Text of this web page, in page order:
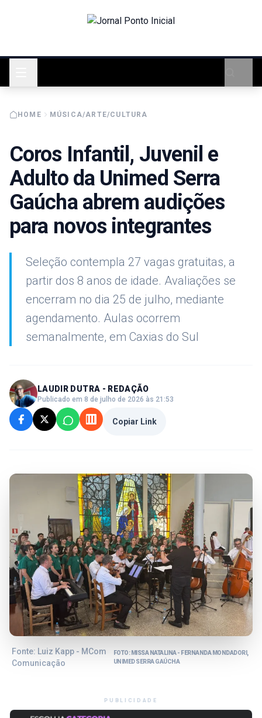
HOME MÚSICA/ARTE/CULTURA
Coros Infantil, Juvenil e
Adulto da Unimed Serra
Gaúcha abrem audições
para novos integrantes
Seleção contempla 27 vagas gratuitas, a
partir dos 8 anos de idade. Avaliações se
encerram no dia 25 de julho, mediante
agendamento. Aulas ocorrem
semanalmente, em Caxias do Sul
LAUDIR DUTRA - REDAÇÃO
Publicado em 8 de julho de 2026 às 21:53
Copiar Link
Fonte: Luiz Kapp - MCom
Comunicação
FOTO: MISSA NATALINA - FERNANDA MONDADORI,
UNIMED SERRA GAÚCHA
PUBLICIDADE